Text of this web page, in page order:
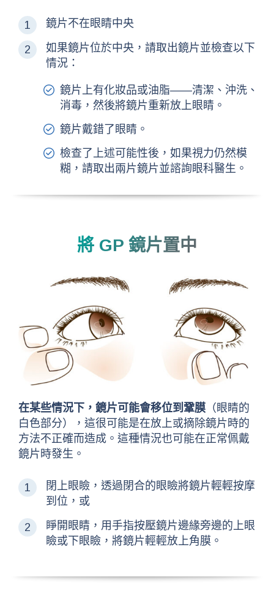
鏡片不在眼睛中央
如果鏡片位於中央，請取出鏡片並檢查以下
情況：
鏡片上有化妝品或油脂——清潔、沖洗、
消毒，然後將鏡片重新放上眼睛。
鏡片戴錯了眼睛。
檢查了上述可能性後，如果視力仍然模
糊，請取出兩片鏡片並諮詢眼科醫生。
將 GP 鏡片置中
在某些情況下，鏡片可能會移位到鞏膜 （眼睛的
白色部分），這很可能是在放上或摘除鏡片時的
方法不正確而造成。這種情況也可能在正常佩戴
鏡片時發生。
閉上眼瞼，透過閉合的眼瞼將鏡片輕輕按摩
到位，或
睜開眼睛，用手指按壓鏡片邊緣旁邊的上眼
瞼或下眼瞼，將鏡片輕輕放上角膜。